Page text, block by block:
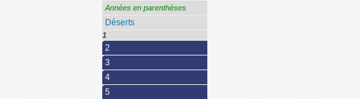
Années en parenthèses
Déserts
1
2
3
4
5